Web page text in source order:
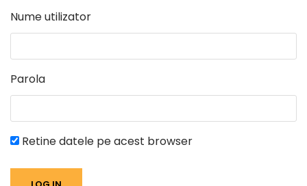
Nume utilizator
Parola
Retine datele pe acest browser